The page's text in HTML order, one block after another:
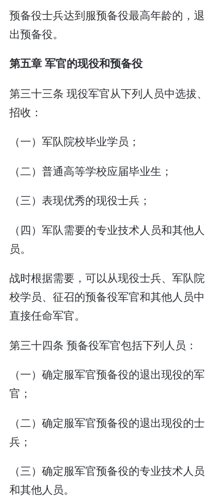
预备役士兵达到服预备役最高年龄的，退
出预备役。
第五章 军官的现役和预备役
第三十三条 现役军官从下列人员中选拔、
招收：
（一）军队院校毕业学员；
（二）普通高等学校应届毕业生；
（三）表现优秀的现役士兵；
（四）军队需要的专业技术人员和其他人
员。
战时根据需要，可以从现役士兵、军队院
校学员、征召的预备役军官和其他人员中
直接任命军官。
第三十四条 预备役军官包括下列人员：
（一）确定服军官预备役的退出现役的军
官；
（二）确定服军官预备役的退出现役的士
兵；
（三）确定服军官预备役的专业技术人员
和其他人员。